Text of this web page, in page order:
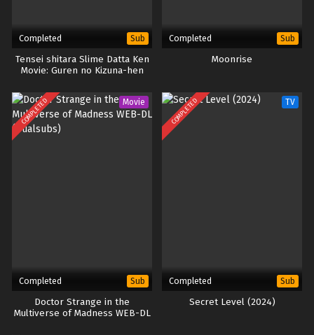
Completed Sub
Tensei shitara Slime Datta Ken
Movie: Guren no Kizuna-hen
Completed Sub
Moonrise
COMPLETED Movie
Completed Sub
Doctor Strange in the
Multiverse of Madness WEB-DL
COMPLETED TV
Completed Sub
Secret Level (2024)